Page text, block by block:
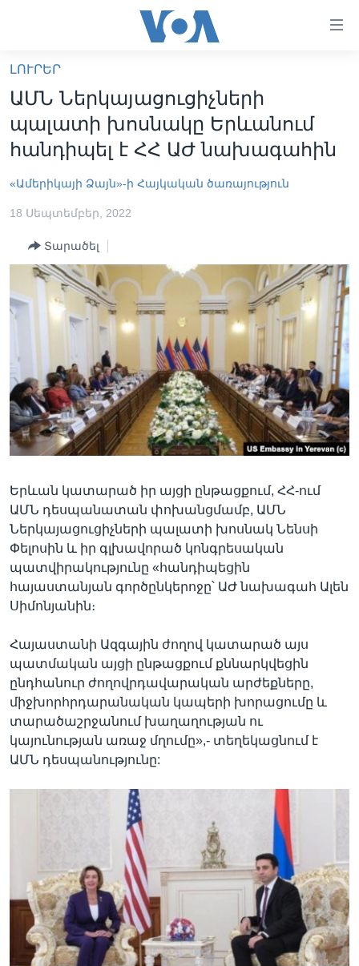
հիմնական
բովանդակությանը
անցնել
հիմնական
բովանդակությանը
բովանդակություն
ՍՓՅՈՒՌՔ
«ԱՄԵՐԻԿԱՅԻ ՁԱՅՆ»-Ի ԿԱՆՈՆԱԴՐՈՒԹՅՈՒՆ
ԿԱՊ ՄԵԶ ՀԵՏ
ՈՒԿՐԱԻՆԱԿԱՆ ՊԱՏԵՐԱԶՄ
Learning English
Լեզուներ
ԼՈՒՐԵՐ
ԱՄՆ Ներկայացուցիչների
պալատի խոսնակը Երևանում
հանդիպել է ՀՀ ԱԺ նախագահին
«Ամերիկայի Ձայն»-ի Հայկական ծառայություն
18 Սեպտեմբեր, 2022
Տարածել
Երևան կատարած իր այցի ընթացքում, ՀՀ-ում
ԱՄՆ դեսպանատան փոխանցմամբ, ԱՄՆ
Ներկայացուցիչների պալատի խոսնակ Նենսի
Փելոսին և իր գլխավորած կոնգրեսական
պատվիրակությունը «հանդիպեցին
հայաստանյան գործընկերոջը՝ ԱԺ նախագահ Ալեն
Սիմոնյանին։
Հայաստանի Ազգային ժողով կատարած այս
պատմական այցի ընթացքում քննարկվեցին
ընդհանուր ժողովրդավարական արժեքները,
միջխորհրդարանական կապերի խորացումը և
տարածաշրջանում խաղաղության ու
կայունության առաջ մղումը»,- տեղեկացնում է
ԱՄՆ դեսպանությունը: